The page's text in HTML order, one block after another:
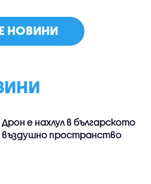
НОВИНИ
Дрон е нахлул в българското
въздушно пространство